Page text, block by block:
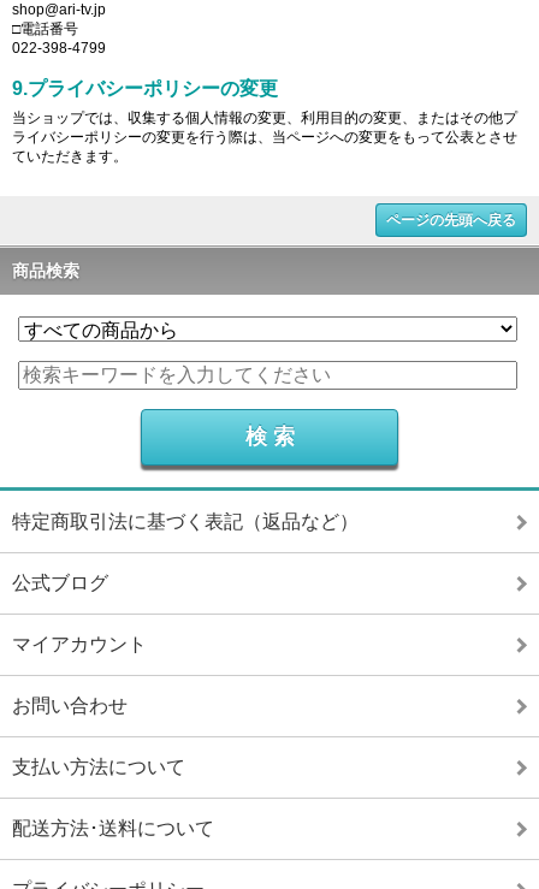
shop@ari-tv.jp
□電話番号
022-398-4799
9.プライバシーポリシーの変更
当ショップでは、収集する個人情報の変更、利用目的の変更、またはその他プ
ライバシーポリシーの変更を行う際は、当ページへの変更をもって公表とさせ
ていただきます。
ページの先頭へ戻る
商品検索
特定商取引法に基づく表記（返品など）
公式ブログ
マイアカウント
お問い合わせ
支払い方法について
配送方法･送料について